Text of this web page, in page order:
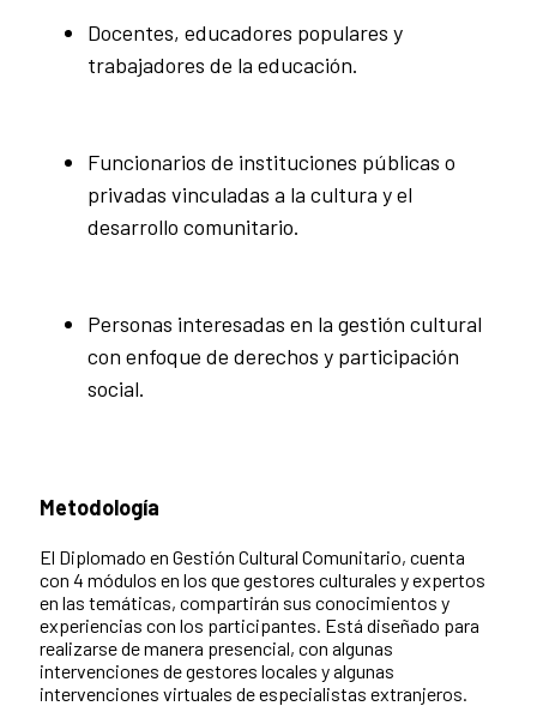
Docentes, educadores populares y
trabajadores de la educación.
Funcionarios de instituciones públicas o
privadas vinculadas a la cultura y el
desarrollo comunitario.
Personas interesadas en la gestión cultural
con enfoque de derechos y participación
social.
Metodología
El Diplomado en Gestión Cultural Comunitario, cuenta
con 4 módulos en los que gestores culturales y expertos
en las temáticas, compartirán sus conocimientos y
experiencias con los participantes. Está diseñado para
realizarse de manera presencial, con algunas
intervenciones de gestores locales y algunas
intervenciones virtuales de especialistas extranjeros.